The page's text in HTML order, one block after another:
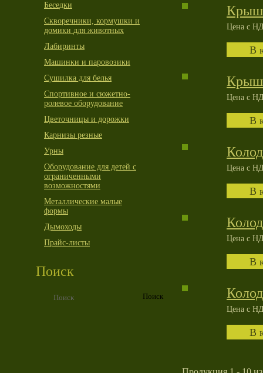
Беседки
Скворечники, кормушки и
домики для животных
Лабиринты
Машинки и паровозики
Сушилка для белья
Спортивное и сюжетно-
ролевое оборудование
Цветочницы и дорожки
Карнизы резные
Урны
Оборудование для детей с
ограниченными
возможностями
Металлические малые
формы
Дымоходы
Прайс-листы
Поиск
Цена с
Цена с
Цена с
Цена с
Цена с